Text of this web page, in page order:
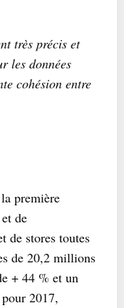
très précis et
les données
cohésion entre
première
de
de stores toutes
de 20,2 millions
+ 44 % et un
2017,